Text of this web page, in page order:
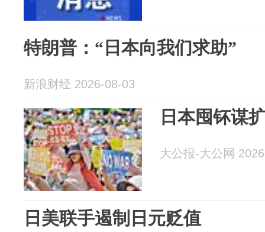
特朗普：“日本向我们求助”
新浪财经 2026-08-03
日本囤钚谋
大公报-大公网
日美联手遏制日元贬值